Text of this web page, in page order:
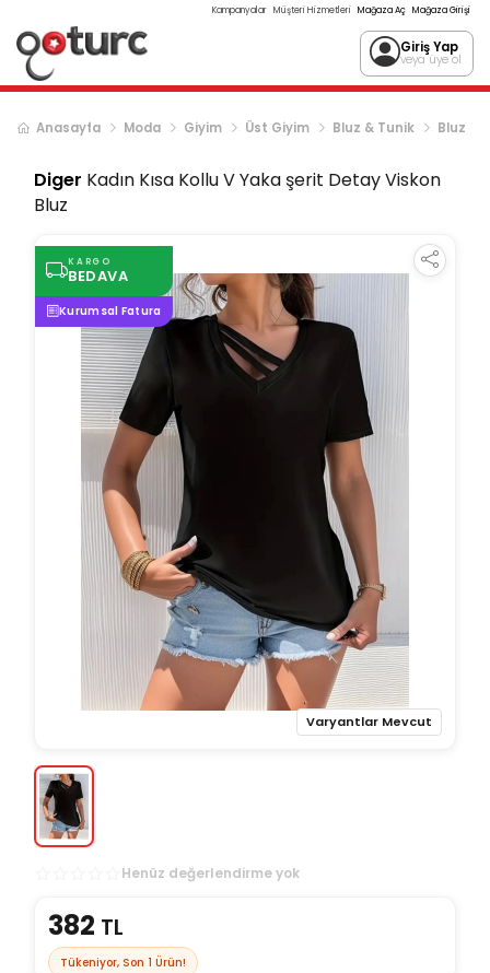
Kampanyalar Müşteri Hizmetleri Mağaza Aç Mağaza Girişi
Giriş Yap
veya üye ol
Anasayfa Moda Giyim Üst Giyim Bluz & Tunik Bluz
Diger Kadın Kısa Kollu V Yaka şerit Detay Viskon
Bluz
KARGO
BEDAVA
Kurumsal Fatura
Varyantlar Mevcut
Henüz değerlendirme yok
382 TL
Tükeniyor, Son 1 Ürün!